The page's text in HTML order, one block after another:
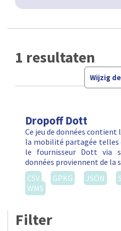
1 resultaten
Wijzig
Dropoff Dott
Ce jeu de données contient
la mobilité partagée telles
le fournisseur Dott via
données proviennent de la
CSV
GPKG JSON
WMS
Filter